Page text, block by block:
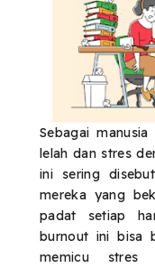
Sebagai
lelah dan stres
ini sering
mereka yang
padat setiap
burnout ini bisa
memicu stres